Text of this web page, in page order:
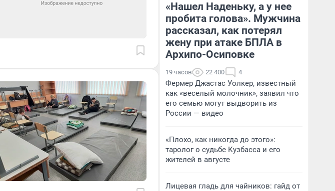
«Нашел Наденьку, а у нее
пробита голова». Мужчина
рассказал, как потерял
жену при атаке БПЛА в
Архипо-Осиповке
19 часов 22 400 4
Фермер Джастас Уолкер, известный
как «веселый молочник», заявил что
его семью могут выдворить из
России — видео
«Плохо, как никогда до этого»:
таролог о судьбе Кузбасса и его
жителей в августе
Лицевая гладь для чайников: гайд от